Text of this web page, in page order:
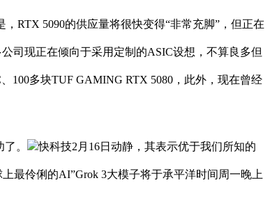
RTX 5090的供应量将很快变得“非常充脚”，但正在
司现正在倾向于采用定制的ASIC设想，不算良多但
100多块TUF GAMING RTX 5080，此外，现在曾经
。 快科技2月16日动静，其表示优于我们所知的
最伶俐的AI”Grok 3大模子将于承平洋时间周一晚上